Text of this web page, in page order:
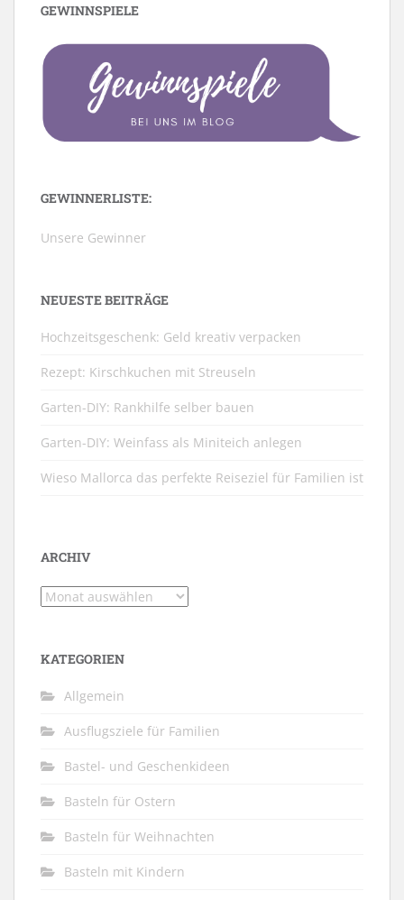
GEWINNSPIELE
GEWINNERLISTE:
Unsere Gewinner
NEUESTE BEITRÄGE
Hochzeitsgeschenk: Geld kreativ verpacken
Rezept: Kirschkuchen mit Streuseln
Garten-DIY: Rankhilfe selber bauen
Garten-DIY: Weinfass als Miniteich anlegen
Wieso Mallorca das perfekte Reiseziel für Familien ist
ARCHIV
Archiv
KATEGORIEN
Allgemein
Ausflugsziele für Familien
Bastel- und Geschenkideen
Basteln für Ostern
Basteln für Weihnachten
Basteln mit Kindern